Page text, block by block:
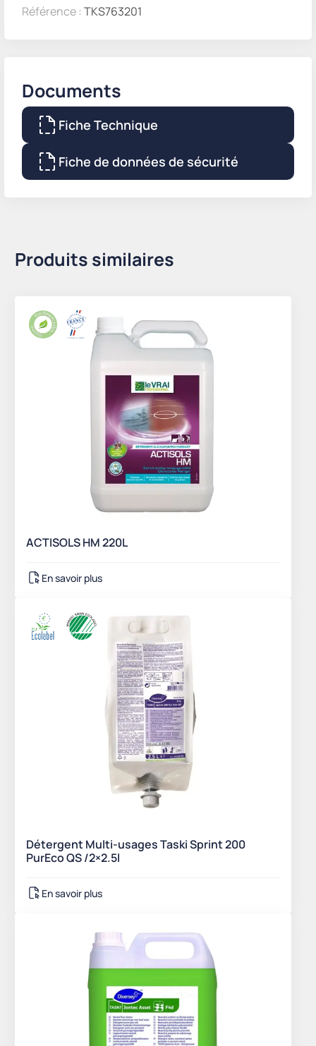
Référence : TKS763201
Documents
Fiche Technique
Fiche de données de sécurité
Produits similaires
ACTISOLS HM 220L
En savoir plus
Détergent Multi-usages Taski Sprint 200
PurEco QS /2×2.5l
En savoir plus